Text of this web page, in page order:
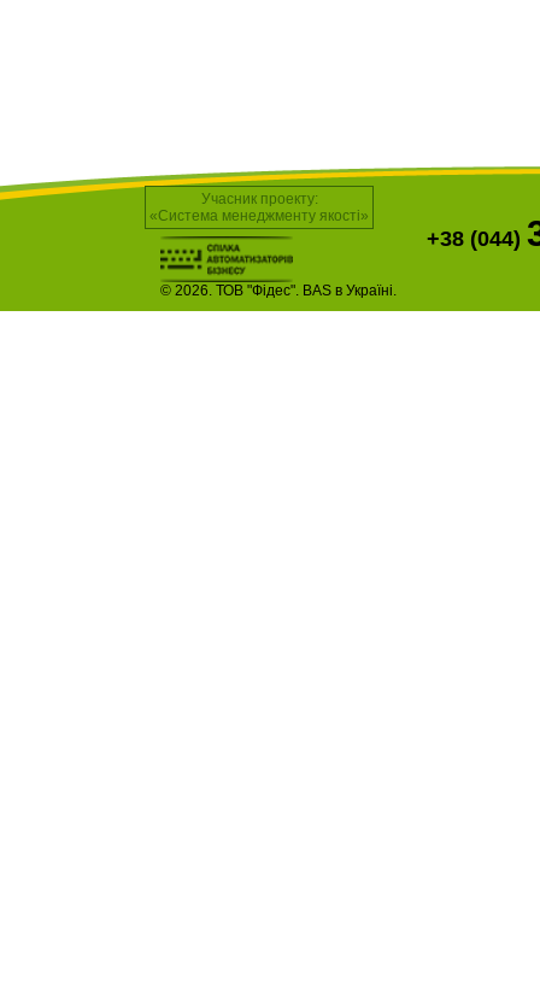
Учасник проекту:
«Система менеджменту якості»
© 2026. ТОВ "Фідес". BAS в Україні.
+38 (044)